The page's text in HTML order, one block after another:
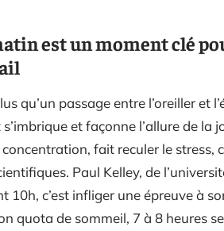
est un moment clé
qu’un passage entre l’oreiller et
et façonne l’allure de la
fait reculer le stress,
Paul Kelley, de
10h, c’est infliger une épreuve à
quota de sommeil, 7 à 8 heures